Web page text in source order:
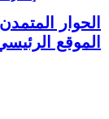
الحوار
الموقع